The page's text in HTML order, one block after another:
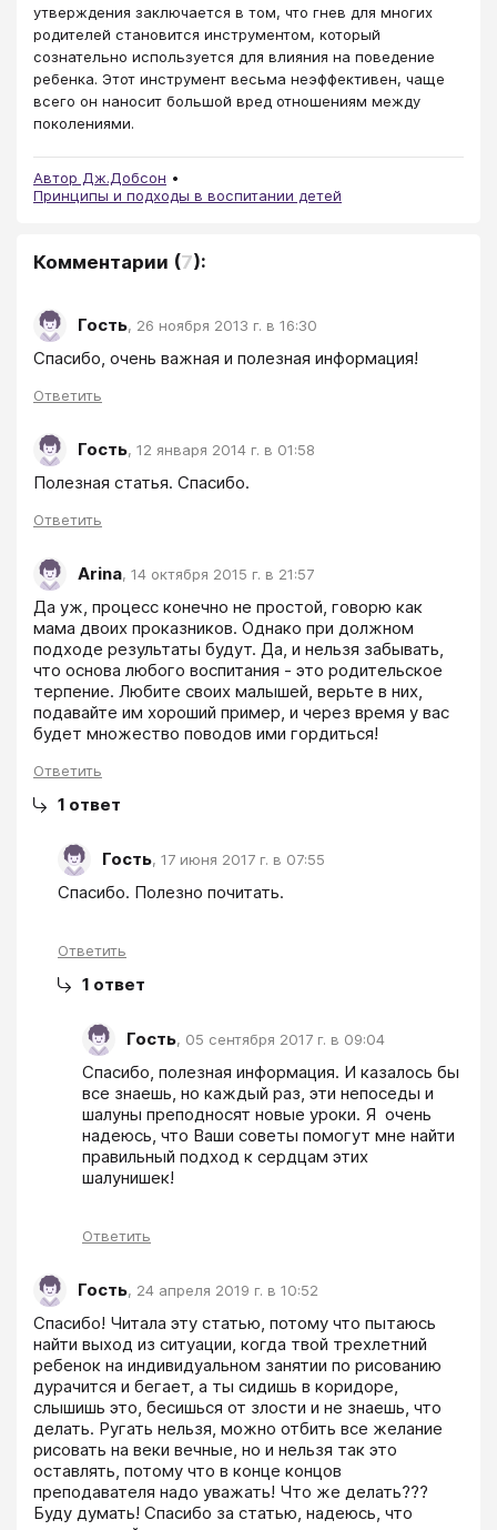
утверждения заключается в том, что гнев для многих
родителей становится инструментом, который
сознательно используется для влияния на поведение
ребенка. Этот инструмент весьма неэффективен, чаще
всего он наносит большой вред отношениям между
поколениями.
Автор Дж.Добсон
Принципы и подходы в воспитании детей
Комментарии (7):
Гость, 26 ноября 2013 г. в 16:30
Спасибо, очень важная и полезная информация!
Ответить
Гость, 12 января 2014 г. в 01:58
Полезная статья. Спасибо.
Ответить
Arina, 14 октября 2015 г. в 21:57
Да уж, процесс конечно не простой, говорю как
мама двоих проказников. Однако при должном
подходе результаты будут. Да, и нельзя забывать,
что основа любого воспитания - это родительское
терпение. Любите своих малышей, верьте в них,
подавайте им хороший пример, и через время у вас
будет множество поводов ими гордиться!
Ответить
1 ответ
Гость, 17 июня 2017 г. в 07:55
Спасибо. Полезно почитать.
Ответить
1 ответ
Гость, 05 сентября 2017 г. в 09:04
Спасибо, полезная информация. И казалось бы
все знаешь, но каждый раз, эти непоседы и
шалуны преподносят новые уроки. Я  очень
надеюсь, что Ваши советы помогут мне найти
правильный подход к сердцам этих
шалунишек!
Ответить
Гость, 24 апреля 2019 г. в 10:52
Спасибо! Читала эту статью, потому что пытаюсь
найти выход из ситуации, когда твой трехлетний
ребенок на индивидуальном занятии по рисованию
дурачится и бегает, а ты сидишь в коридоре,
слышишь это, бесишься от злости и не знаешь, что
делать. Ругать нельзя, можно отбить все желание
рисовать на веки вечные, но и нельзя так это
оставлять, потому что в конце концов
преподавателя надо уважать! Что же делать???
Буду думать! Спасибо за статью, надеюсь, что